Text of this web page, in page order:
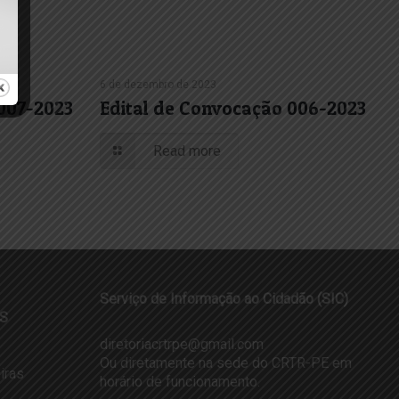
2023
6 de dezembro de 2023
Edital de Convocação 006-2023
Read more
Serviço de Informação ao Cidadão (SIC)
diretoriacrtrpe@gmail.com
Ou diretamente na sede do CRTR-PE em
horário de funcionamento.